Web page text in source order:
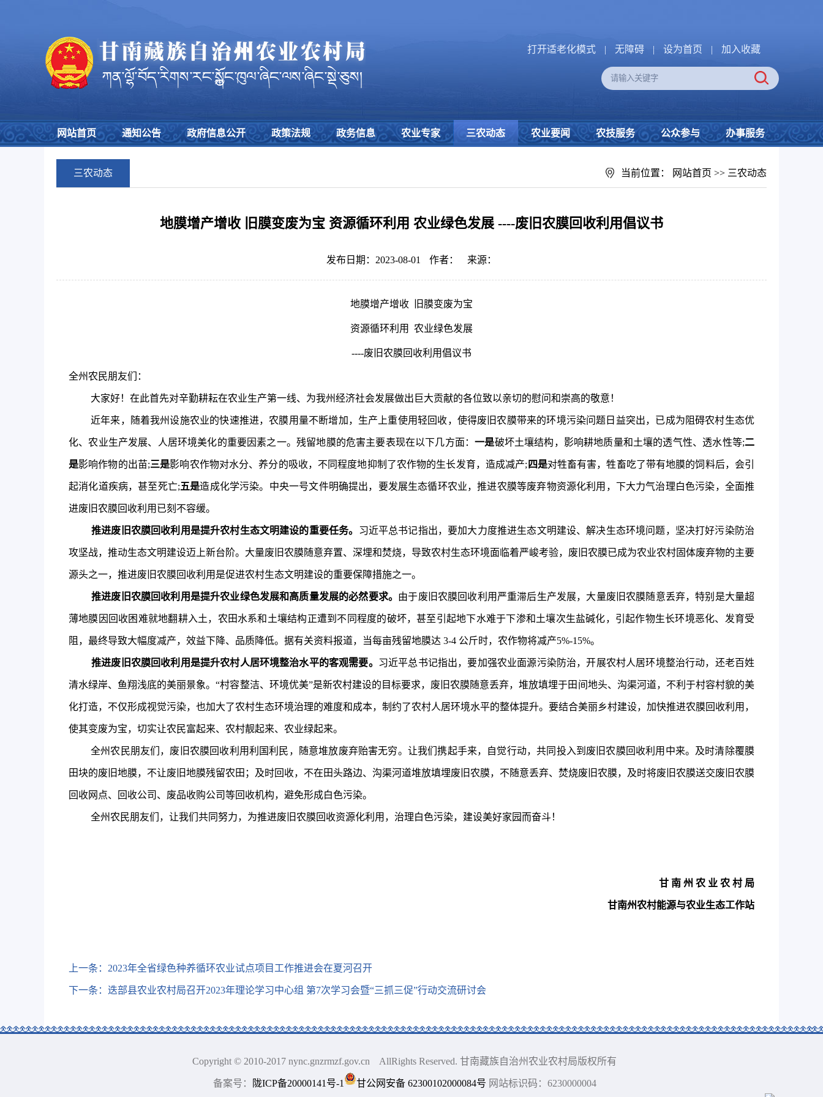
打开适老化模式 | 无障碍 | 设为首页 | 加入收藏
网站首页 通知公告 政府信息公开 政策法规 政务信息 农业专家 三农动态 农业要闻 农技服务 公众参与 办事服务
三农动态 当前位置： 网站首页 >> 三农动态
地膜增产增收 旧膜变废为宝 资源循环利用 农业绿色发展 ----废旧农膜回收利用倡议书
发布日期：2023-08-01 作者： 来源：
地膜增产增收 旧膜变废为宝
资源循环利用 农业绿色发展
----废旧农膜回收利用倡议书
全州农民朋友们：
大家好！在此首先对辛勤耕耘在农业生产第一线、为我州经济社会发展做出巨大贡献的各位致以亲切的慰问和崇高的敬意！
近年来， 随着我州设施农业的快速推进，农膜用量不断增加，生产上重使用轻回收，使得废旧农膜带来的环境污染问题日益突出，已成为阻碍农村生态优
化、农业生产发展、人居环境美化的重要因素之一。残留地膜的危害主要表现在以下几方面：一是破坏土壤结构，影响耕地质量和土壤的透气性、透水性等;二
是影响作物的出苗;三是影响农作物对水分、养分的吸收，不同程度地抑制了农作物的生长发育，造成减产; 四是对牲畜有害，牲畜吃了带有地膜的饲料后，会引
起消化道疾病，甚至死亡;五是造成化学污染。中央一号文件明确提出，要发展生态循环农业，推进农膜等废弃物资源化利用，下大力气治理白色污染，全面推
进废旧农膜回收利用已刻不容缓。
推进废旧农膜回收利用是提升农村生态文明建设的重要任务。 习近平总书记指出，要加大力度推进生态文明建设、解决生态环境问题，坚决打好污染防治
攻坚战，推动生态文明建设迈上新台阶。大量废旧农膜随意弃置、深埋和焚烧，导致农村生态环境面临着严峻考验，废旧农膜已成为农业农村固体废弃物的主要
源头之一，推进废旧农膜回收利用是促进农村生态文明建设的重要保障措施之一。
推进废旧农膜回收利用是提升农业绿色发展和高质量发展的必然要求。 由于废旧农膜回收利用严重滞后生产发展，大量废旧农膜随意丢弃，特别是大量超
薄地膜因回收困难就地翻耕入土，农田水系和土壤结构正遭到不同程度的破坏，甚至引起地下水难于下渗和土壤次生盐碱化，引起作物生长环境恶化、发育受
阻，最终导致大幅度减产，效益下降、品质降低。据有关资料报道，当每亩残留地膜达 3-4 公斤时，农作物将减产5%-15%。
推进废旧农膜回收利用是提升农村人居环境整治水平的客观需要。 习近平总书记指出，要加强农业面源污染防治，开展农村人居环境整治行动，还老百姓
清水绿岸、鱼翔浅底的美丽景象。“村容整洁、环境优美”是新农村建设的目标要求，废旧农膜随意丢弃，堆放填埋于田间地头、沟渠河道，不利于村容村貌的美
化打造，不仅形成视觉污染，也加大了农村生态环境治理的难度和成本，制约了农村人居环境水平的整体提升。要结合美丽乡村建设，加快推进农膜回收利用，
使其变废为宝，切实让农民富起来、农村靓起来、农业绿起来。
全州农民朋友们，废旧农膜回收利用利国利民，随意堆放废弃贻害无穷。让我们携起手来，自觉行动，共同投入到废旧农膜回收利用中来。 及时清除覆膜
田块的废旧地膜，不让废旧地膜残留农田 ； 及时回收， 不在田头路边、沟渠河道堆放填埋废旧农膜，不随意丢弃、焚烧废旧农膜，及时将废旧农膜送交废旧农膜
回收网点、回收公司、废品收购公司等回收机构，避免形成白色污染。
全州农民朋友们，让我们共同努力，为推进废旧农膜回收资源化利用，治理白色污染，建设美好家园而奋斗！
甘 南 州 农 业 农 村 局
甘南州农村能源与农业生态工作站
上一条： 2023年全省绿色种养循环农业试点项目工作推进会在夏河召开
下一条： 迭部县农业农村局召开2023年理论学习中心组 第7次学习会暨“三抓三促”行动交流研讨会
Copyright © 2010-2017 nync.gnzrmzf.gov.cn AllRights Reserved. 甘南藏族自治州农业农村局版权所有
备案号： 陇ICP备20000141号-1 甘公网安备 62300102000084号 网站标识码：6230000004